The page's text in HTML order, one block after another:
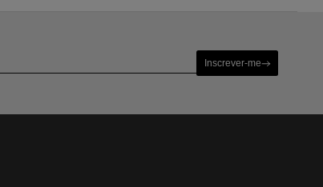
Inscrever-me